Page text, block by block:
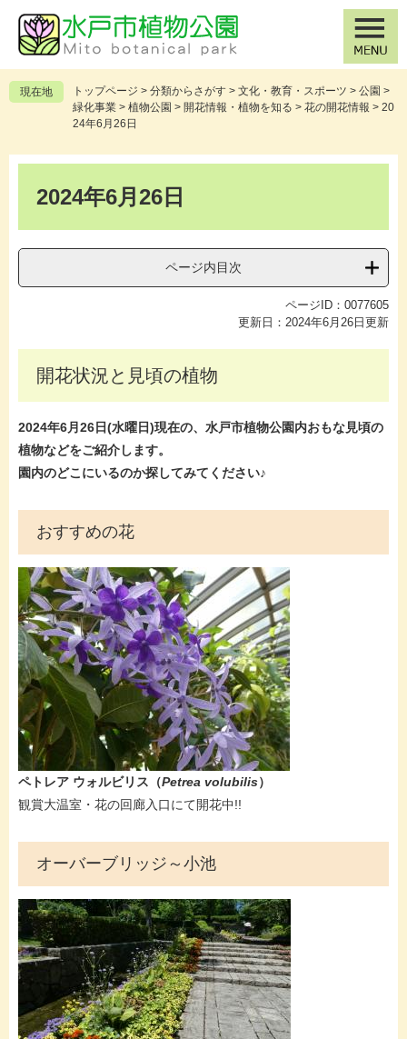
の
先
頭
ー
を
飛
現在地 トップページ > 分類からさがす > 文化・教育・スポーツ > 公園 >
緑化事業 > 植物公園 > 開花情報・植物を知る > 花の開花情報 > 20
24年6月26日
2024年6月26日
ページ内目次
ページID：0077605
更新日：2024年6月26日更新
開花状況と見頃の植物
2024年6月26日(水曜日)現在の、水戸市植物公園内おもな見頃の
植物などをご紹介します。
園内のどこにいるのか探してみてください♪
おすすめの花
ペトレア ウォルビリス​（Petrea volubilis）
​​観賞大温室・花の回廊入口にて開花中!!
オーバーブリッジ～小池